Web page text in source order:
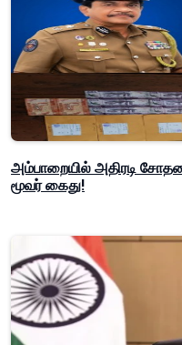
அம்பாறையில் அதிரடி
மூவர் கைது!